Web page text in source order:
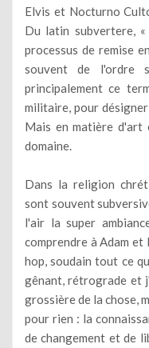
Elvis et Nocturno
Du latin subvertere,
processus de remise
souvent de l'ordre
principalement ce
militaire, pour
Mais en matière d'art
domaine.
Dans la religion
sont souvent
l'air la super
comprendre à Adam et
hop, soudain tout ce
gênant, rétrograde et
grossière de la chose,
pour rien : la
de changement et de